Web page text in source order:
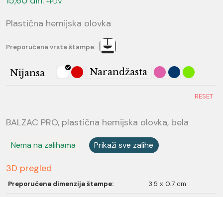
Plastična hemijska olovka
Preporučena vrsta štampe:
Nijansa Narandžasta
RESET
BALZAC PRO, plastična hemijska olovka, bela
Nema na zalihama Prikaži sve zalihe
3D pregled
Preporučena dimenzija štampe: 3.5 x 0.7 cm